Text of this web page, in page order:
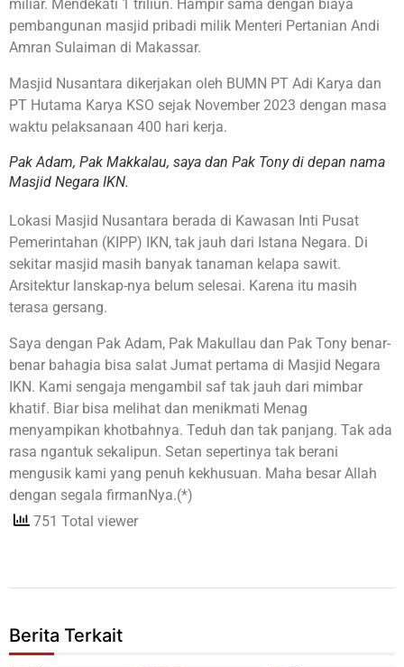
miliar. Mendekati 1 triliun. Hampir sama dengan biaya
pembangunan masjid pribadi milik Menteri Pertanian Andi
Amran Sulaiman di Makassar.
Masjid Nusantara dikerjakan oleh BUMN PT Adi Karya dan
PT Hutama Karya KSO sejak November 2023 dengan masa
waktu pelaksanaan 400 hari kerja.
Pak Adam, Pak Makkalau, saya dan Pak Tony di depan nama
Masjid Negara IKN.
Lokasi Masjid Nusantara berada di Kawasan Inti Pusat
Pemerintahan (KIPP) IKN, tak jauh dari Istana Negara. Di
sekitar masjid masih banyak tanaman kelapa sawit.
Arsitektur lanskap-nya belum selesai. Karena itu masih
terasa gersang.
Saya dengan Pak Adam, Pak Makullau dan Pak Tony benar-
benar bahagia bisa salat Jumat pertama di Masjid Negara
IKN. Kami sengaja mengambil saf tak jauh dari mimbar
khatif. Biar bisa melihat dan menikmati Menag
menyampikan khotbahnya. Teduh dan tak panjang. Tak ada
rasa ngantuk sekalipun. Setan sepertinya tak berani
mengusik kami yang penuh kekhusuan. Maha besar Allah
dengan segala firmanNya.(*)
751 Total viewer
Berita Terkait